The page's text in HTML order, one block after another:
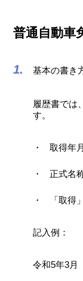
普通自動車
基本の書き
履歴書では
す。
取得年月
正式名
「取得」
記入例：
令和5年3